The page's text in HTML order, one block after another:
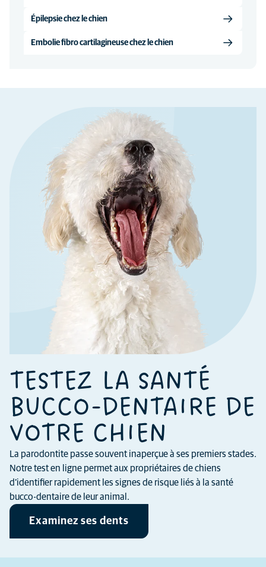
Épilepsie chez le chien
Embolie fibro cartilagineuse chez le chien
TESTEZ LA SANTÉ
BUCCO-DENTAIRE DE
VOTRE CHIEN
La parodontite passe souvent inaperçue à ses premiers stades.
Notre test en ligne permet aux propriétaires de chiens
d’identifier rapidement les signes de risque liés à la santé
bucco-dentaire de leur animal.
Examinez ses dents